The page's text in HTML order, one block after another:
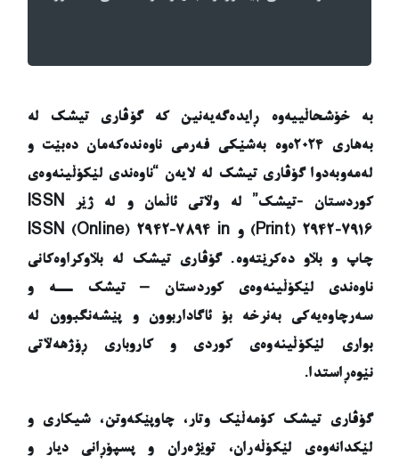
بە خۆشحاڵییەوە ڕایدەگەیەنین کە گۆڤاری تیشک لە
بەهاری ٢٠٢٤ەوە بەشێکی فەرمی ناوەندەکەمان دەبێت و
لەمەوبەدوا گۆڤاری تیشک لە لایەن “ناوەندی لێکۆڵینەوەی
کوردستان -تیشک” لە وڵاتی ئاڵمان و لە ژێر ISSN
(Print) 2942-7916 و ISSN (Online) 2942-7894 in
چاپ و بڵاو دەکرێتەوە. گۆڤاری تیشک لە بڵاوکراوەکانی
ناوەندی لێکۆڵینەوەی کوردستان – تیشک ــە و
سەرچاوەیەکی بەنرخە بۆ ئاگاداربوون و پێشەنگبوون لە
بواری لێکۆڵینەوەی کوردی و کاروباری ڕۆژهەڵاتی
نێوەڕاستدا.
گۆڤاری تیشک کۆمەڵێک وتار، چاوپێکەوتن، شیکاری و
لێکدانەوەی لێکۆڵەران، توێژەران و پسپۆڕانی دیار و